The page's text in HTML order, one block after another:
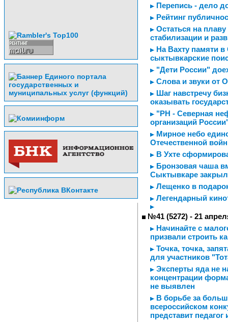
Перепись - дело
Рейтинг
Остаться на
стабилизации и
На Вахту памяти
сыктывкарские
"Дети России"
Слова и звуки от
Шаг навстречу
оказывать
"РН - Северная
организаций
Мирное небо
Отечественной
В Ухте
Бронзовая чаша
Сыктывкаре
Лещенко в
Легендарный
№41 (5272) - 21
Начинайте с
призвали строить
Точка, точка,
для участников
Эксперты яда не
концентрации
не выявлен
В борьбе за
всероссийском
представит